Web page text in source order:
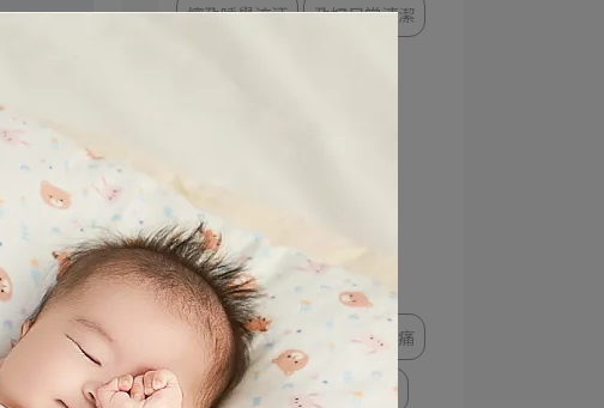
懷孕睡覺流汗 孕婦日常清潔
嬰兒穿搭
運動服飾 孕婦體重增加
懷孕脹奶會痛嗎 懷孕脹奶痛
孕婦牙痛怎麼辦 孕婦牙痛